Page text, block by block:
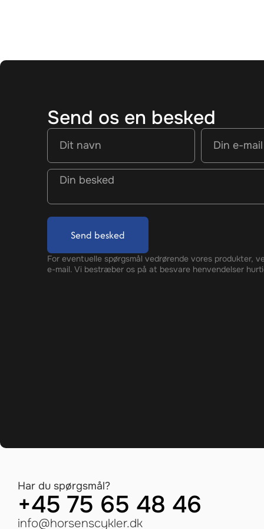
Send os en besked
Send besked
For eventuelle spørgsmål vedrørende vores produkter,
e-mail. Vi bestræber os på at besvare henvendelser
Har du spørgsmål?
+45 75 65 48 46
info@horsenscykler.dk